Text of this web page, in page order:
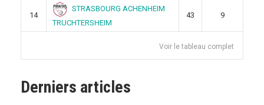
14
STRASBOURG ACHENHEIM
TRUCHTERSHEIM
43 9
Voir le tableau complet
Derniers articles